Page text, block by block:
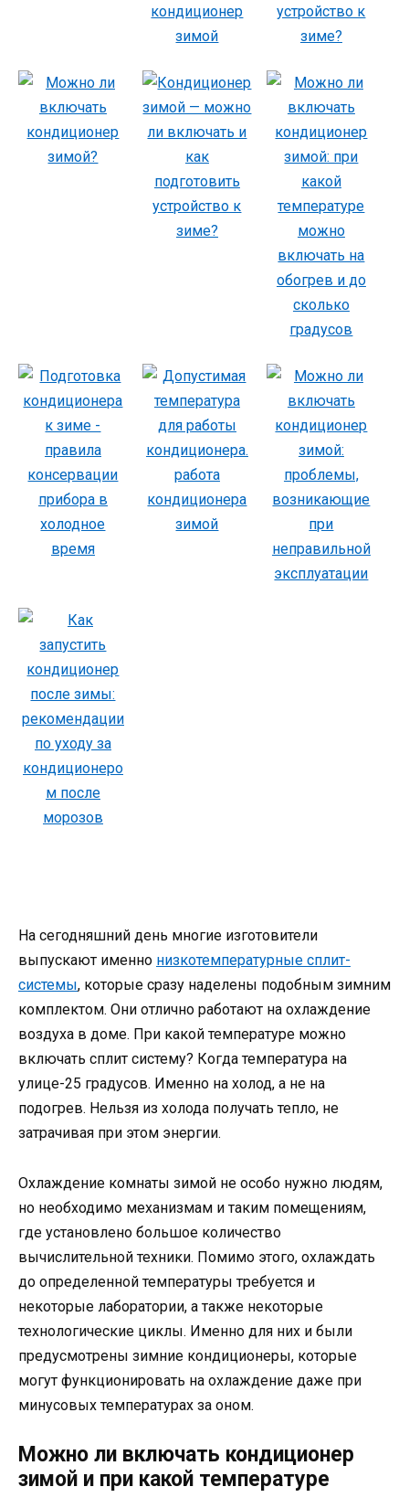
На сегодняшний день многие изготовители
выпускают именно низкотемпературные сплит-
системы, которые сразу наделены подобным зимним
комплектом. Они отлично работают на охлаждение
воздуха в доме. При какой температуре можно
включать сплит систему? Когда температура на
улице-25 градусов. Именно на холод, а не на
подогрев. Нельзя из холода получать тепло, не
затрачивая при этом энергии.
Охлаждение комнаты зимой не особо нужно людям,
но необходимо механизмам и таким помещениям,
где установлено большое количество
вычислительной техники. Помимо этого, охлаждать
до определенной температуры требуется и
некоторые лаборатории, а также некоторые
технологические циклы. Именно для них и были
предусмотрены зимние кондиционеры, которые
могут функционировать на охлаждение даже при
минусовых температурах за оном.
Можно ли включать кондиционер
зимой и при какой температуре